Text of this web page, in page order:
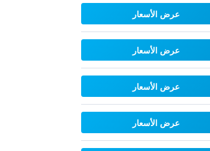
عرض الأسعار
عرض الأسعار
عرض الأسعار
عرض الأسعار